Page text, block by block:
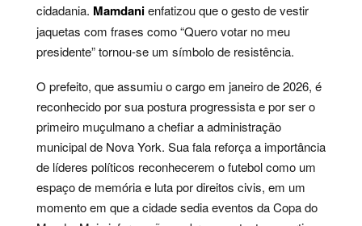
cidadania. Mamdanienfatizou que o gesto de vestir
jaquetas com frases como “Quero votar no meu
presidente” tornou-se um símbolo de resistência.
O prefeito, que assumiu o cargo em janeiro de 2026, é
reconhecido por sua postura progressista e por ser o
primeiro muçulmano a chefiar a administração
municipal de Nova York. Sua fala reforça a importância
de líderes políticos reconhecerem o futebol como um
espaço de memória e luta por direitos civis, em um
momento em que a cidade sedia eventos da Copa do